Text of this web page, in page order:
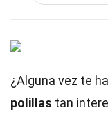
¿Alguna vez te
polillas tan